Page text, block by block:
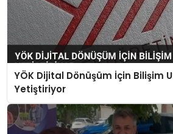
YÖK Dijital Dönüşüm İçin Bilişim
Yetiştiriyor